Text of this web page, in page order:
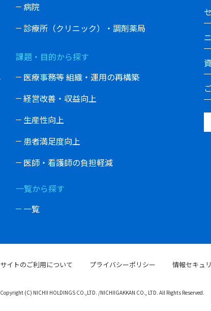
病院
診療所（クリニック）・調剤薬局
課題・目的から探す
医療事務等 組織・運用の再構築
経営改善・収益向上
生産性向上
患者満足度向上
医師・看護師の負担軽減
一覧から探す
一覧
サイトのご利用について プライバシーポリシー 情報セキュ
Copyright (C) NICHII HOLDINGS CO.,LTD. /NICHIIGAKKAN CO., LTD. All Rights Reserved.